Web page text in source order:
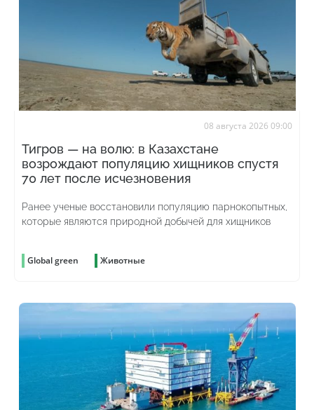
08 августа 2026 09:00
Тигров — на волю: в Казахстане
возрождают популяцию хищников спустя
70 лет после исчезновения
Ранее ученые восстановили популяцию парнокопытных,
которые являются природной добычей для хищников
Global green Животные